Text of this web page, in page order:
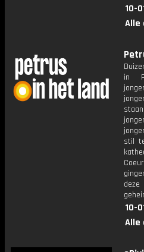
10-
Alle
in
stil
10-
Alle